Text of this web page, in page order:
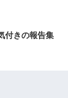
付きの報告集